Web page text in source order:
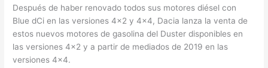
Después de haber renovado todos sus motores diésel con
Blue dCi en las versiones 4×2 y 4×4, Dacia lanza la venta de
estos nuevos motores de gasolina del Duster disponibles en
las versiones 4×2 y a partir de mediados de 2019 en las
versiones 4×4.